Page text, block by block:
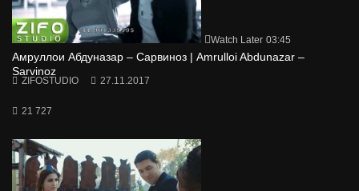
Watch Later 03:45
Амруллои Абдуназар – Сарвиноз | Amrulloi Abdunazar –
Sarvinoz
ZIFOSTUDIO 27.11.2017
21 727